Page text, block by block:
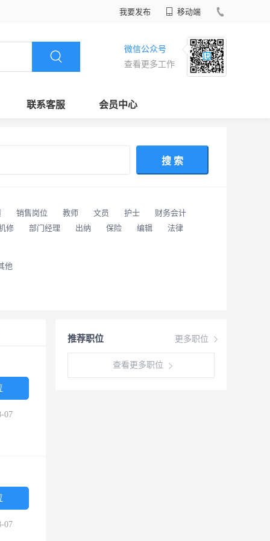
我要发布 移动端
微信公众号
查看更多工作
联系客服 会员中心
搜 索
销售岗位 教师 文员 护士
财务会计
修 部门经理 出纳 保险 编辑
法律
他
更多职位
推荐职位
查看更多职位
07
07